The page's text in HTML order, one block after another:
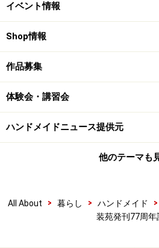
イベント情報
Shop情報
作品募集
体験会・講習会
ハンドメイドニュース提供元
他のテーマも
All About > 暮らし > ハンドメイド >
装苑発刊77周年